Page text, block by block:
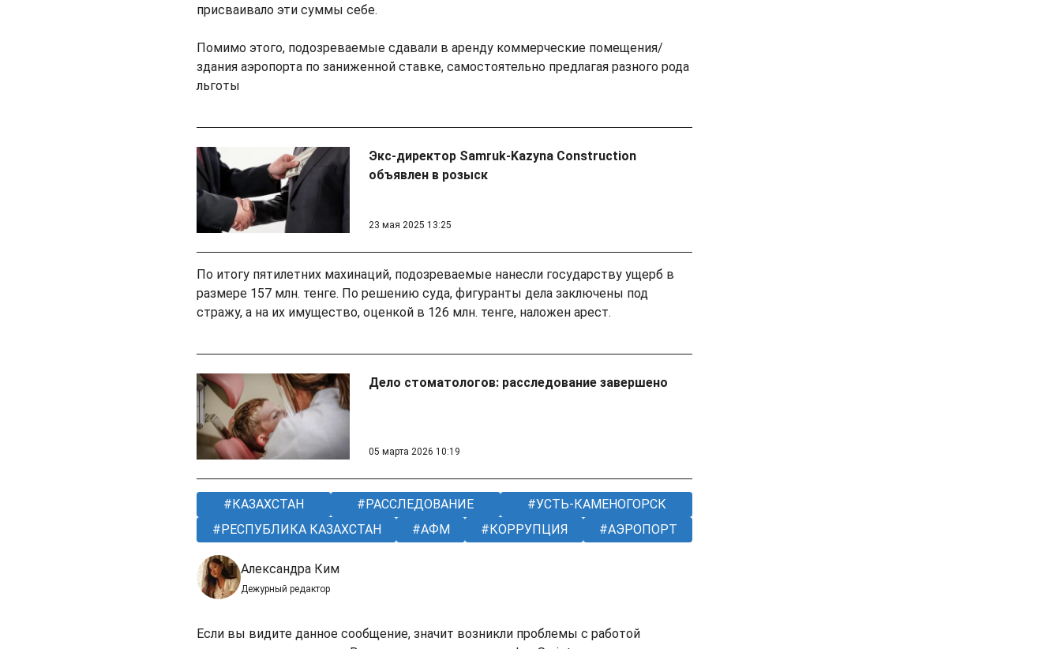
присваивало эти суммы себе.
Помимо этого, подозреваемые сдавали в аренду коммерческие помещения/
здания аэропорта по заниженной ставке, самостоятельно предлагая разного рода
льготы
Экс-директор Samruk-Kazyna Construction
объявлен в розыск
23 мая 2025 13:25
По итогу пятилетних махинаций, подозреваемые нанесли государству ущерб в
размере 157 млн. тенге. По решению суда, фигуранты дела заключены под
стражу, а на их имущество, оценкой в 126 млн. тенге, наложен арест.
Дело стоматологов: расследование завершено
05 марта 2026 10:19
КАЗАХСТАН РАССЛЕДОВАНИЕ
УСТЬ-КАМЕНОГОРСК
РЕСПУБЛИКА КАЗАХСТАН
АФМ КОРРУПЦИЯ АЭРОПОРТ
Александра Ким
Дежурный редактор
Если вы видите данное сообщение, значит возникли проблемы с работой